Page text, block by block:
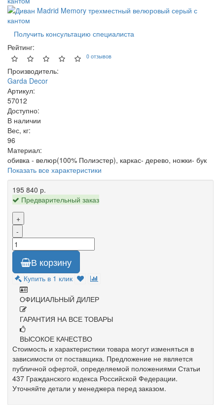
Получить консультацию специалиста
Рейтинг:
0 отзывов
Производитель:
Garda Decor
Артикул:
57012
Доступно:
В наличии
Вес, кг:
96
Материал:
обивка - велюр(100% Полиэстер), каркас- дерево, ножки- бук
Показать все характеристики
195 840 р.
Предварительный заказ
+
-
В корзину
Купить в 1 клик
ОФИЦИАЛЬНЫЙ ДИЛЕР
ГАРАНТИЯ НА ВСЕ ТОВАРЫ
ВЫСОКОЕ КАЧЕСТВО
Стоимость и характеристики товара могут изменяться в
зависимости от поставщика. Предложение не является
публичной офертой, определяемой положениями Статьи
437 Гражданского кодекса Российской Федерации.
Уточняйте детали у менеджера перед заказом.